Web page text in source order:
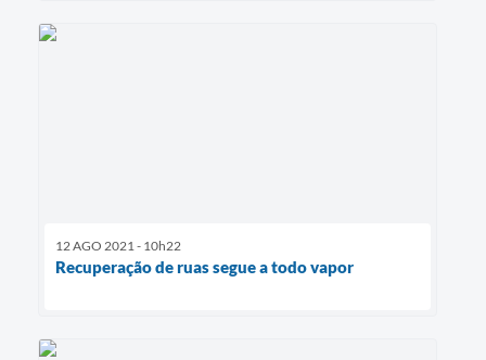
12 AGO 2021 - 10h22
Recuperação de ruas segue a todo vapor